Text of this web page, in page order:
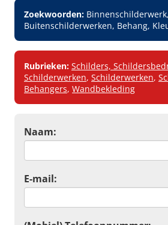
Zoekwoorden: Binnenschilderwerk,
Buitenschilderwerken, Behang,
Rubrieken: Schilders,
Schilderwerken, Schilderwerken,
Behangers, Wandbekleding
Naam:
E-mail: